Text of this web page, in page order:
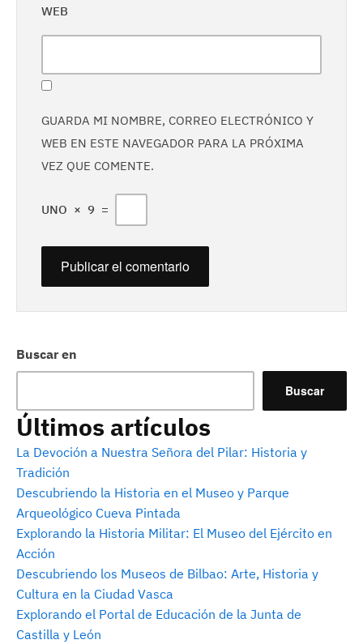
Buscar en
Buscar
Últimos artículos
La Devoción a Nuestra Señora del Pilar: Historia y
Tradición
Descubriendo la Historia en el Museo y Parque
Arqueológico Cueva Pintada
Explorando la Historia Militar: El Museo del Ejército en
Acción
Descubriendo los Museos de Bilbao: Arte, Historia y
Cultura en la Ciudad Vasca
Explorando el Portal de Educación de la Junta de
Castilla y León
WEB
GUARDA MI NOMBRE, CORREO ELECTRÓNICO Y
WEB EN ESTE NAVEGADOR PARA LA PRÓXIMA
VEZ QUE COMENTE.
UNO × 9 =